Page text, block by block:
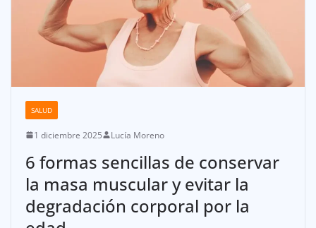
SALUD
1 diciembre 2025 Lucía Moreno
6 formas sencillas de conservar
la masa muscular y evitar la
degradación corporal por la